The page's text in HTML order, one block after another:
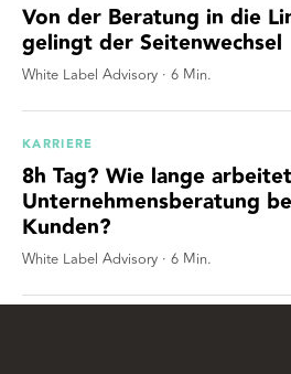
Von der Beratung in die
gelingt der Seitenwechsel
White Label Advisory · 6 Min.
KARRIERE
8h Tag? Wie lange
Unternehmensberatung
Kunden?
White Label Advisory · 6 Min.